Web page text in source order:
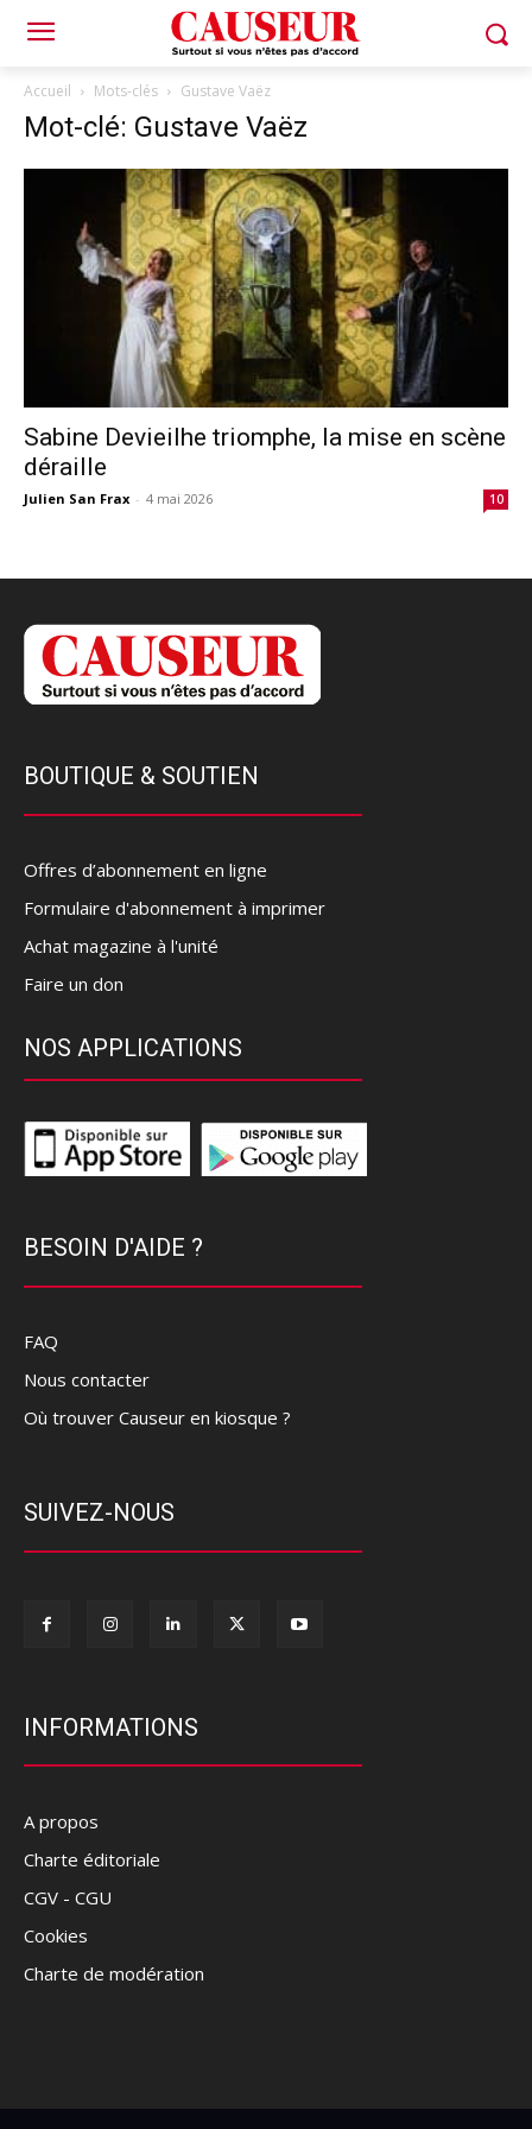
Accueil Mots-clés Gustave Vaëz
Mot-clé: Gustave Vaëz
Sabine Devieilhe triomphe, la mise en scène
déraille
Julien San Frax - 4 mai 2026 10
BOUTIQUE & SOUTIEN
Offres d’abonnement en ligne
Formulaire d'abonnement à imprimer
Achat magazine à l'unité
Faire un don
NOS APPLICATIONS
BESOIN D'AIDE ?
FAQ
Nous contacter
Où trouver Causeur en kiosque ?
SUIVEZ-NOUS
INFORMATIONS
A propos
Charte éditoriale
CGV - CGU
Cookies
Charte de modération